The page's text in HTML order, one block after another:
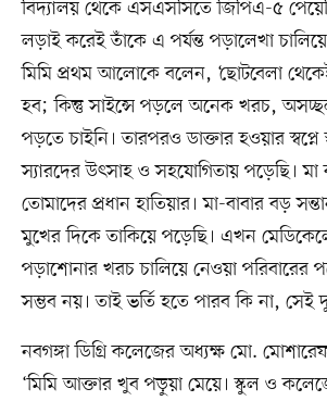
বিদ্যালয় থেকে এসএসসিতে জিপিএ-৫
লড়াই করেই তাঁকে এ পর্যন্ত পড়ালেখা
মিমি প্রথম আলোকে বলেন, ‘ছোটবেলা
হব; কিন্তু সাইন্সে পড়লে অনেক খরচ,
পড়তে চাইনি। তারপরও ডাক্তার হওয়ার
স্যারদের উৎসাহ ও সহযোগিতায় পড়েছি।
তোমাদের প্রধান হাতিয়ার। মা-বাবার বড়
মুখের দিকে তাকিয়ে পড়েছি। এখন
পড়াশোনার খরচ চালিয়ে নেওয়া পরিবারের
সম্ভব নয়। তাই ভর্তি হতে পারব কি না, সেই
নবগঙ্গা ডিগ্রি কলেজের অধ্যক্ষ মো.
‘মিমি আক্তার খুব পড়ুয়া মেয়ে। স্কুল ও